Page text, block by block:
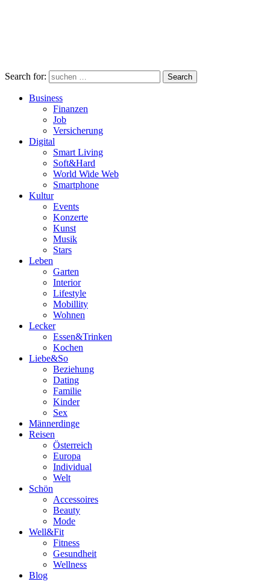
Search for: Search
Business
Finanzen
Job
Versicherung
Digital
Smart Living
Soft&Hard
World Wide Web
Smartphone
Kultur
Events
Konzerte
Kunst
Musik
Stars
Leben
Garten
Interior
Lifestyle
Mobillity
Wohnen
Lecker
Essen&Trinken
Kochen
Liebe&So
Beziehung
Dating
Familie
Kinder
Sex
Männerdinge
Reisen
Österreich
Europa
Individual
Welt
Schön
Accessoires
Beauty
Mode
Well&Fit
Fitness
Gesundheit
Wellness
Blog